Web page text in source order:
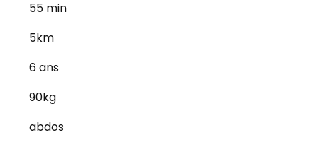
55 min
5km
6 ans
90kg
abdos